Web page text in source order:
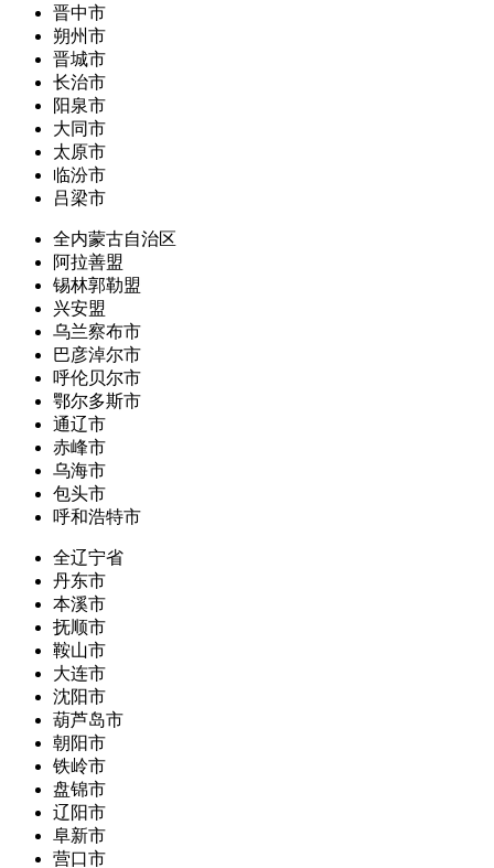
晋中市
朔州市
晋城市
长治市
阳泉市
大同市
太原市
临汾市
吕梁市
全内蒙古自治区
阿拉善盟
锡林郭勒盟
兴安盟
乌兰察布市
巴彦淖尔市
呼伦贝尔市
鄂尔多斯市
通辽市
赤峰市
乌海市
包头市
呼和浩特市
全辽宁省
丹东市
本溪市
抚顺市
鞍山市
大连市
沈阳市
葫芦岛市
朝阳市
铁岭市
盘锦市
辽阳市
阜新市
营口市